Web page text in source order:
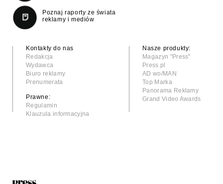
Poznaj raporty ze świata
reklamy i mediów
Kontakty do nas
Redakcja
Wydawca
Biuro reklamy
Prenumerata
Prawne:
Regulamin
Klauzula informacyjna
Nasze produkty:
Magazyn "Press"
Press.pl
AD wo/MAN
Top Marka
Panorama Reklamy
Grand Video Awards